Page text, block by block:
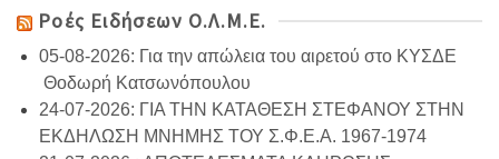
Ροές Ειδήσεων Ο.Λ.Μ.Ε.
05-08-2026: Για την απώλεια του αιρετού στο ΚΥΣΔΕ
Θοδωρή Κατσωνόπουλου
24-07-2026: ΓΙΑ ΤΗΝ ΚΑΤΑΘΕΣΗ ΣΤΕΦΑΝΟΥ ΣΤΗΝ
ΕΚΔΗΛΩΣΗ ΜΝΗΜΗΣ ΤΟΥ Σ.Φ.Ε.Α. 1967-1974